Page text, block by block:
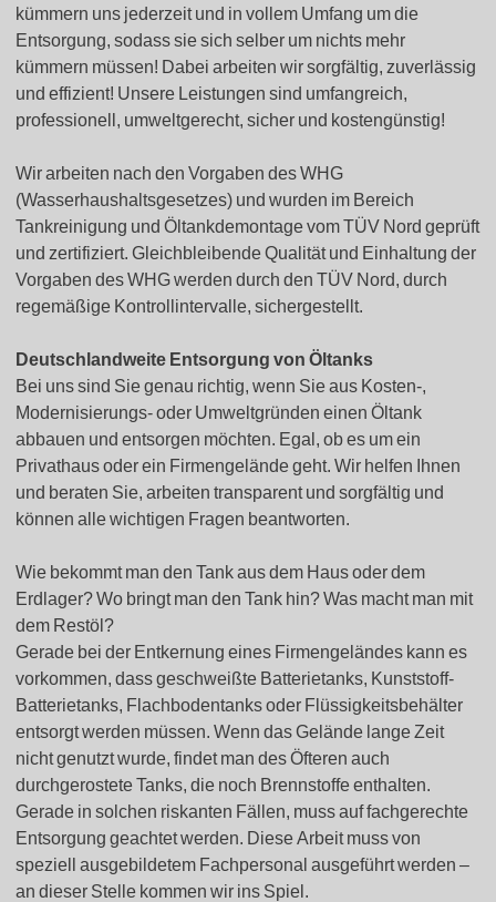
kümmern uns jederzeit und in vollem Umfang um die
Entsorgung, sodass sie sich selber um nichts mehr
kümmern müssen! Dabei arbeiten wir sorgfältig, zuverlässig
und effizient! Unsere Leistungen sind umfangreich,
professionell, umweltgerecht, sicher und kostengünstig!
Wir arbeiten nach den Vorgaben des WHG
(Wasserhaushaltsgesetzes) und wurden im Bereich
Tankreinigung und Öltankdemontage vom TÜV Nord geprüft
und zertifiziert. Gleichbleibende Qualität und Einhaltung der
Vorgaben des WHG werden durch den TÜV Nord, durch
regemäßige Kontrollintervalle, sichergestellt.
Deutschlandweite Entsorgung von Öltanks
Bei uns sind Sie genau richtig, wenn Sie aus Kosten-,
Modernisierungs- oder Umweltgründen einen Öltank
abbauen und entsorgen möchten. Egal, ob es um ein
Privathaus oder ein Firmengelände geht. Wir helfen Ihnen
und beraten Sie, arbeiten transparent und sorgfältig und
können alle wichtigen Fragen beantworten.
Wie bekommt man den Tank aus dem Haus oder dem
Erdlager? Wo bringt man den Tank hin? Was macht man mit
dem Restöl?
Gerade bei der Entkernung eines Firmengeländes kann es
vorkommen, dass geschweißte Batterietanks, Kunststoff-
Batterietanks, Flachbodentanks oder Flüssigkeitsbehälter
entsorgt werden müssen. Wenn das Gelände lange Zeit
nicht genutzt wurde, findet man des Öfteren auch
durchgerostete Tanks, die noch Brennstoffe enthalten.
Gerade in solchen riskanten Fällen, muss auf fachgerechte
Entsorgung geachtet werden. Diese Arbeit muss von
speziell ausgebildetem Fachpersonal ausgeführt werden –
an dieser Stelle kommen wir ins Spiel.